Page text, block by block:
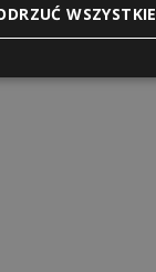
WSZYSTKIE